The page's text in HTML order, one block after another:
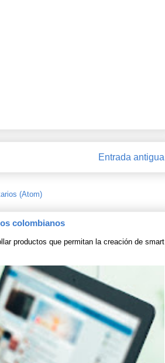
Entrada antigua
(Atom)
colombianos
productos que permitan la creación de smart